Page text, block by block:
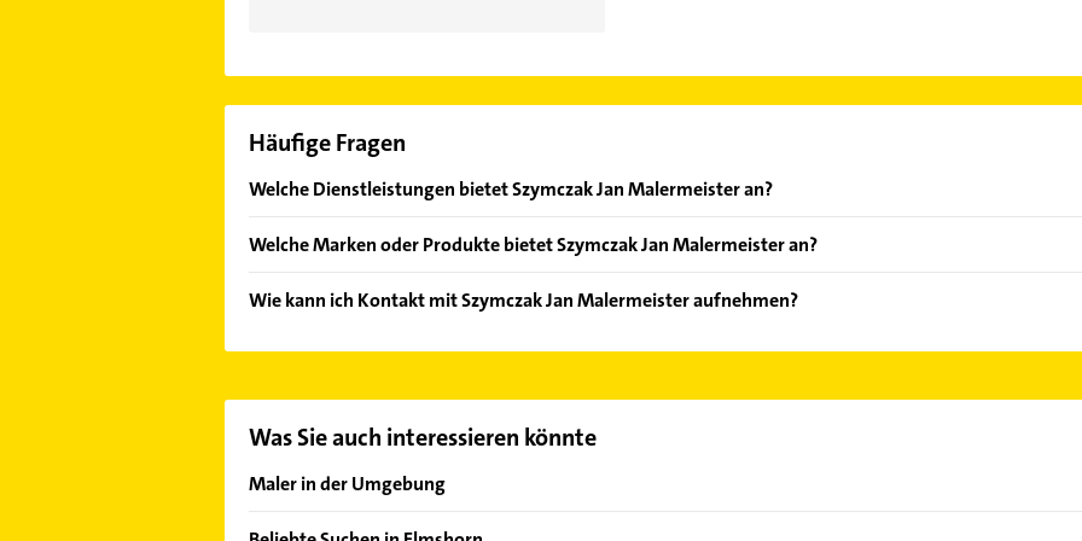
Häufige Fragen
Welche Dienstleistungen bietet Szymczak Jan Malermeister an?
Welche Marken oder Produkte bietet Szymczak Jan Malermeister an?
Wie kann ich Kontakt mit Szymczak Jan Malermeister aufnehmen?
Was Sie auch interessieren könnte
Maler in der Umgebung
Kölln-Reisiek